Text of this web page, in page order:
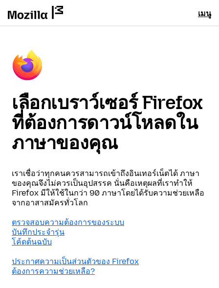
เมนู
เลือกเบราว์เซอร์ Firefox
ที่ต้องการดาวน์โหลดใน
ภาษาของคุณ
เราเชื่อว่าทุกคนควรสามารถเข้าถึงอินเทอร์เน็ตได้ ภาษา
ของคุณจึงไม่ควรเป็นอุปสรรค นั่นคือเหตุผลที่เราทำให้
Firefox มีให้ใช้ในกว่า 90 ภาษาโดยได้รับความช่วยเหลือ
จากอาสาสมัครทั่วโลก
ตรวจสอบความต้องการของระบบ
บันทึกประจำรุ่น
โค้ดต้นฉบับ
ประกาศความเป็นส่วนตัวของ Firefox
ต้องการความช่วยเหลือ?